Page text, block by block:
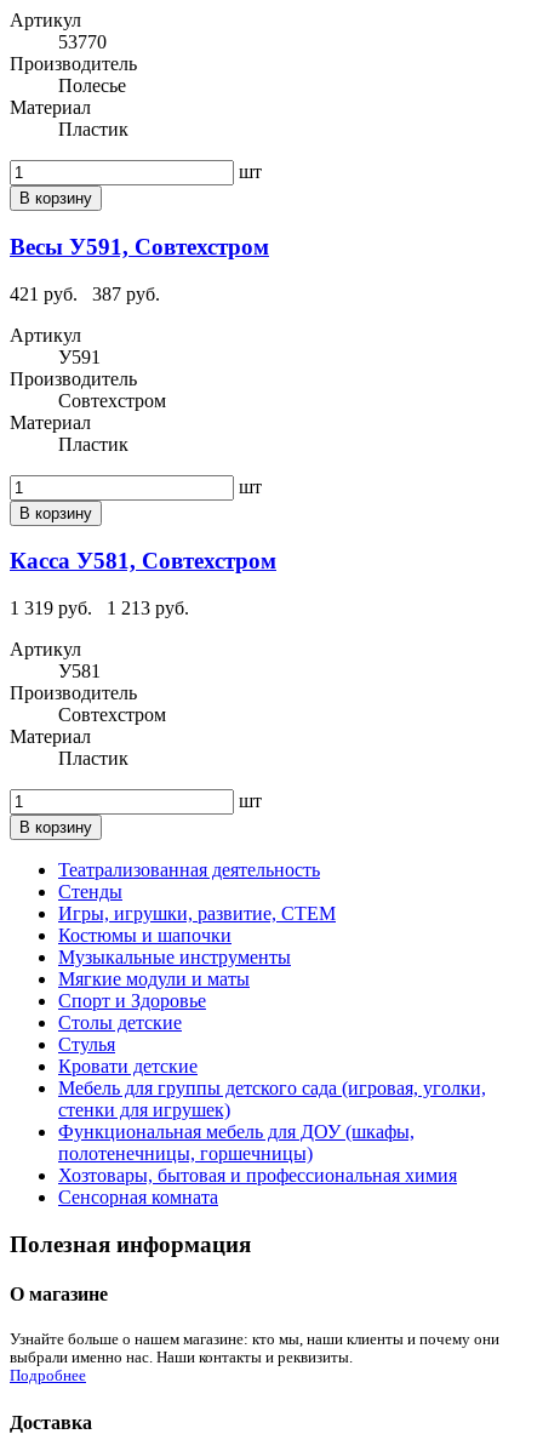
Артикул
53770
Производитель
Полесье
Материал
Пластик
шт
В корзину
Весы У591, Совтехстром
421 руб.
387 руб.
Артикул
У591
Производитель
Совтехстром
Материал
Пластик
шт
В корзину
Касса У581, Совтехстром
1 319 руб.
1 213 руб.
Артикул
У581
Производитель
Совтехстром
Материал
Пластик
шт
В корзину
Театрализованная деятельность
Стенды
Игры, игрушки, развитие, СТЕМ
Костюмы и шапочки
Музыкальные инструменты
Мягкие модули и маты
Спорт и Здоровье
Столы детские
Стулья
Кровати детские
Мебель для группы детского сада (игровая, уголки,
стенки для игрушек)
Функциональная мебель для ДОУ (шкафы,
полотенечницы, горшечницы)
Хозтовары, бытовая и профессиональная химия
Сенсорная комната
Полезная информация
О магазине
Узнайте больше о нашем магазине: кто мы, наши клиенты и почему они
выбрали именно нас. Наши контакты и реквизиты.
Подробнее
Доставка